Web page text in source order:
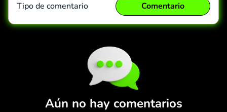
Aún no hay comentarios
Tipo de comentario Comentario